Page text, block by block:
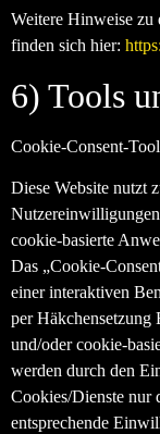
Weitere Hinweise zu
finden sich hier:
6) Tools
Cookie-Consent-Tool
Diese Website nutzt
cookie-basierte
Das „Cookie-
einer interaktiven
per
und/oder cookie-
werden durch den
Cookies/Dienste nur
entsprechende